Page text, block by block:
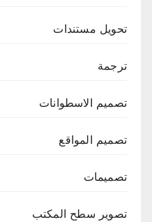
تحويل مستندات
ترجمة
تصميم الاسطوانات
تصميم المواقع
تصميمات
تصوير سطح المكتب